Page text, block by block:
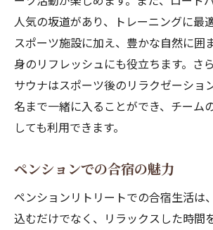
人気の坂道があり、トレーニングに最
スポーツ施設に加え、豊かな自然に囲
身のリフレッシュにも役立ちます。さ
サウナはスポーツ後のリラクゼーショ
名まで一緒に入ることができ、チーム
しても利用できます。
ペンションでの合宿の魅力
ペンションリトリートでの合宿生活は
込むだけでなく、リラックスした時間